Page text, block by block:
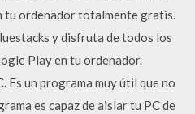
tu ordenador totalmente gratis.
y disfruta de todos los
Play en tu ordenador.
Es un programa muy útil que no
es capaz de aislar tu PC de